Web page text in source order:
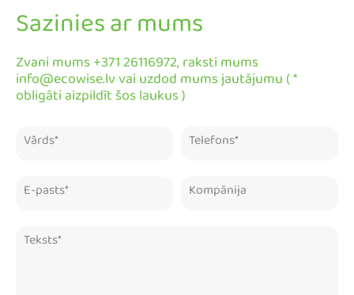
Sazinies ar mums
Zvani mums +371 26116972, raksti mums
info@ecowise.lv vai uzdod mums jautājumu ( *
obligāti aizpildīt šos laukus )